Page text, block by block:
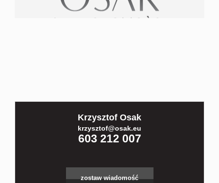
Krzysztof Osak
krzysztof@osak.eu
603 212 007
zostaw wiadomość